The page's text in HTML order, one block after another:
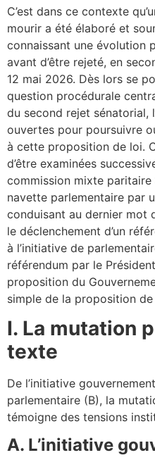
C’est dans ce contexte
mourir a été élaboré et
connaissant une évolution
avant d’être rejeté, en
12 mai 2026. Dès lors se
question procédurale
du second rejet sénatorial,
ouvertes pour poursuivre
à cette proposition de loi.
d’être examinées
commission mixte
navette parlementaire par
conduisant au dernier mot
le déclenchement d’un
à l’initiative de
référendum par le
proposition du
simple de la proposition
I. La mutation
texte
De l’initiative
parlementaire (B), la
témoigne des tensions
A. L’initiative